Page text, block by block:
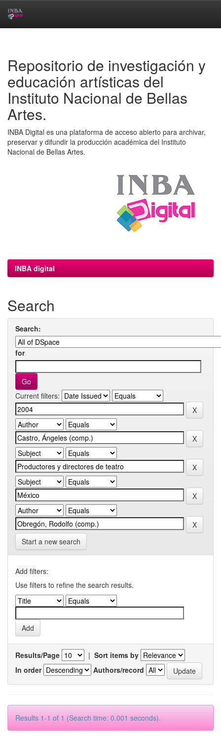
Repositorio de investigación y
educación artísticas del
Instituto Nacional de Bellas
Artes.
INBA Digital es una plataforma de acceso abierto para archivar,
preservar y difundir la producción académica del Instituto
Nacional de Bellas Artes.
INBA digital
Search
Search:
for
Current filters:
Start a new search
Add filters:
Use filters to refine the search results.
Results/Page | Sort items by
In order
Authors/record
Results 1-1 of 1 (Search time: 0.001 seconds).